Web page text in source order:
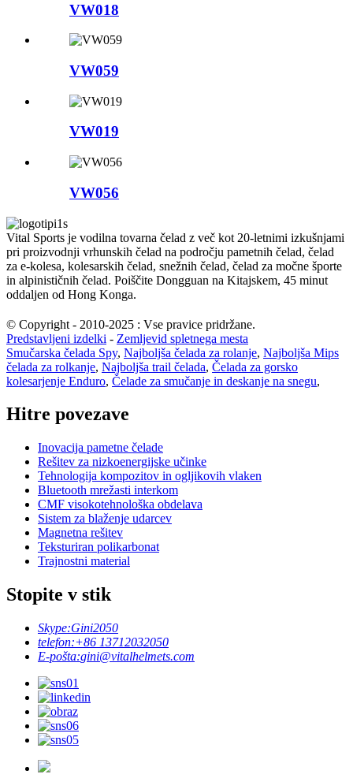
VW018
VW059
VW019
VW056
Vital Sports je vodilna tovarna čelad z več kot 20-letnimi izkušnjami
pri proizvodnji vrhunskih čelad na področju pametnih čelad, čelad
za e-kolesa, kolesarskih čelad, snežnih čelad, čelad za močne športe
in alpinističnih čelad. Poiščite Dongguan na Kitajskem, 45 minut
oddaljen od Hong Konga.
© Copyright - 2010-2025 : Vse pravice pridržane.
Predstavljeni izdelki - Zemljevid spletnega mesta
Smučarska čelada Spy, Najboljša čelada za rolanje, Najboljša Mips
čelada za rolkanje, Najboljša trail čelada, Čelada za gorsko
kolesarjenje Enduro, Čelade za smučanje in deskanje na snegu,
Hitre povezave
Inovacija pametne čelade
Rešitev za nizkoenergijske učinke
Tehnologija kompozitov in ogljikovih vlaken
Bluetooth mrežasti interkom
CMF visokotehnološka obdelava
Sistem za blaženje udarcev
Magnetna rešitev
Teksturiran polikarbonat
Trajnostni material
Stopite v stik
Skype:Gini2050
telefon:+86 13712032050
E-pošta:gini@vitalhelmets.com